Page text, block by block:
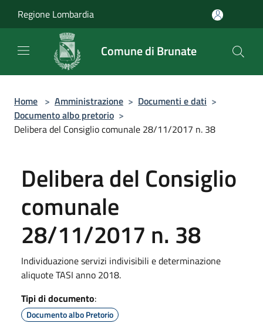
Regione Lombardia
Comune di Brunate
Home > Amministrazione > Documenti e dati >
Documento albo pretorio >
Delibera del Consiglio comunale 28/11/2017 n. 38
Delibera del Consiglio
comunale
28/11/2017 n. 38
Individuazione servizi indivisibili e determinazione
aliquote TASI anno 2018.
Tipi di documento:
Documento albo Pretorio